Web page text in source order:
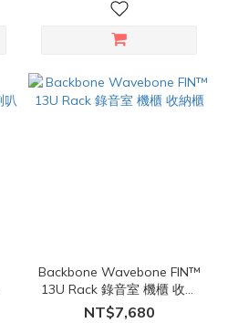
Backbone Wavebone FIN™
13U Rack 錄音室 機櫃 收納
櫃
NT$7,680